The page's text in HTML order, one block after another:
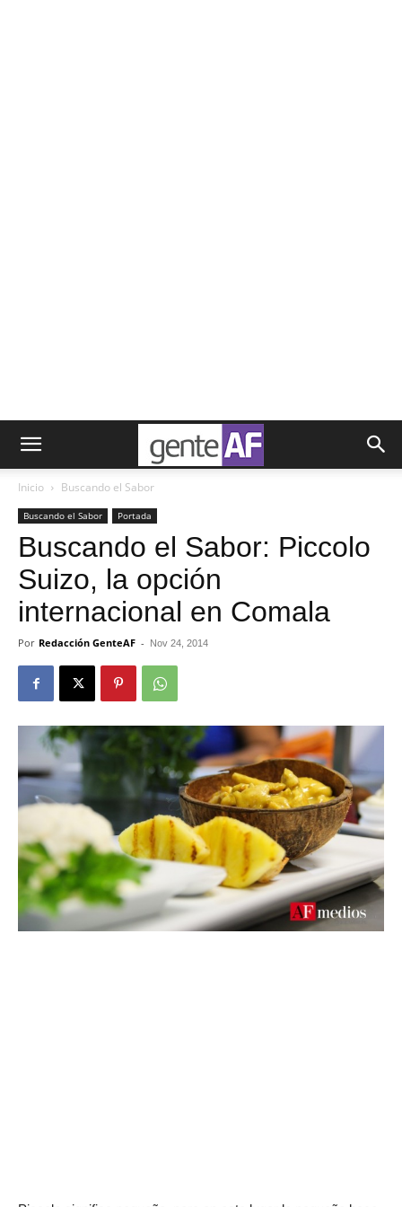
Inicio Buscando el Sabor
Buscando el Sabor Portada
Buscando el Sabor: Piccolo
Suizo, la opción
internacional en Comala
Por Redacción GenteAF - Nov 24, 2014